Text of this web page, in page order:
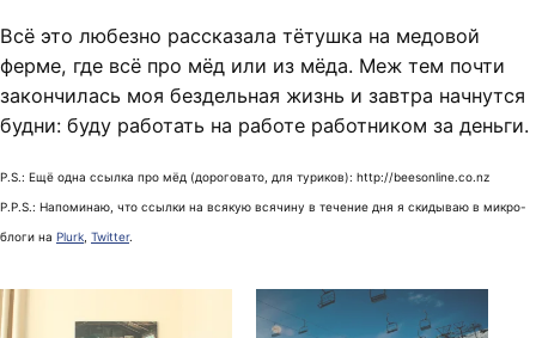
Всё это любезно рассказала тётушка на медовой
ферме, где всё про мёд или из мёда. Меж тем почти
закончилась моя бездельная жизнь и завтра начнутся
будни: буду работать на работе работником за деньги.
P.S.: Ещё одна ссылка про мёд (дороговато, для туриков): http://beesonline.co.nz
P.P.S.: Напоминаю, что ссылки на всякую всячину в течение дня я скидываю в микро-
блоги на Plurk Twitter.